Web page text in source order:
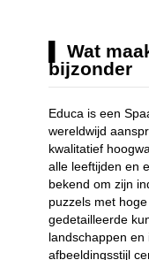
Wat
bijzonder
Educa is een
wereldwijd
kwalitatief
alle leeftijden en
bekend om zijn
puzzels met
gedetailleerde
landschappen
afbeeldingsstijl